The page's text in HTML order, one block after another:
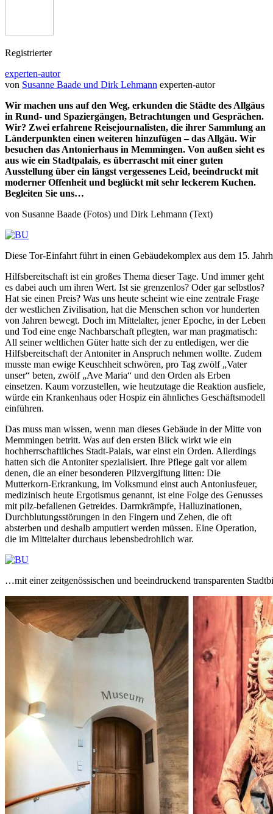
Registrierter
experten-autor
von Susanne Baade und Dirk Lehmann experten-autor
Wir machen uns auf den Weg, erkunden die Städte des Allgäus
in Rund- und Spaziergängen, Betrachtungen und Gesprächen.
Wir? Zwei erfahrene Reisejournalisten, die ihrer Sammlung an
Länderpunkten einen weiteren hinzufügen – das Allgäu. Wir
besuchen das Antonierhaus in Memmingen. Von außen sieht es
aus wie ein Stadtpalais, es überrascht mit einer guten
Ausstellung über ein längst vergessenes Leid, beeindruckt mit
moderner Offenheit und beglückt mit sehr leckerem Kuchen.
Begleiten Sie uns…
von Susanne Baade (Fotos) und Dirk Lehmann (Text)
Diese Tor-Einfahrt führt in einen Gebäudekomplex aus dem 15.
Hilfsbereitschaft ist ein großes Thema dieser Tage. Und immer geht
es dabei auch um ihren Wert. Ist sie grenzenlos? Oder gar selbstlos?
Hat sie einen Preis? Was uns heute scheint wie eine zentrale Frage
der westlichen Zivilisation, hat die Menschen schon vor hunderten
von Jahren bewegt. Doch im Mittelalter, jener Epoche, in der Leben
und Tod eine enge Nachbarschaft pflegten, war man pragmatisch:
All seiner weltlichen Güter hatte sich der zu entledigen, wer die
Hilfsbereitschaft der Antoniter in Anspruch nehmen wollte. Zudem
musste man ewige Keuschheit schwören, pro Tag zwölf „Vater
unser“ beten, zwölf „Ave Maria“ und den Orden als Erben
einsetzen. Kaum vorzustellen, wie heutzutage die Reaktion ausfiele,
würde ein Krankenhaus oder Hospiz ein ähnliches Geschäftsmodell
einführen.
Das muss man wissen, wenn man dieses Gebäude in der Mitte von
Memmingen betritt. Was auf den ersten Blick wirkt wie ein
hochherrschaftliches Stadt-Palais, war einst ein Orden. Allerdings
hatten sich die Antoniter spezialisiert. Ihre Pflege galt vor allem
denen, die an einer besonderen Pilzvergiftung litten: Die
Mutterkorn-Erkrankung, im Volksmund einst auch Antoniusfeuer,
medizinisch heute Ergotismus genannt, ist eine Folge des Genusses
mit pilz-befallenen Getreides. Darmkrämpfe, Halluzinationen,
Durchblutungsstörungen in den Fingern und Zehen, die oft
absterben und deshalb amputiert werden müssen. Eine Operation,
die im Mittelalter durchaus lebensbedrohlich war.
…mit einer zeitgenössischen und beeindruckend transparenten